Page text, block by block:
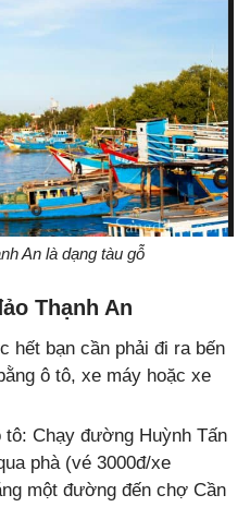
An là dạng tàu gỗ
Thạnh An
hết bạn cần phải đi ra bến
ô tô, xe máy hoặc xe
tô: Chạy đường Huỳnh Tấn
phà (vé 3000đ/xe
một đường đến chợ Cần